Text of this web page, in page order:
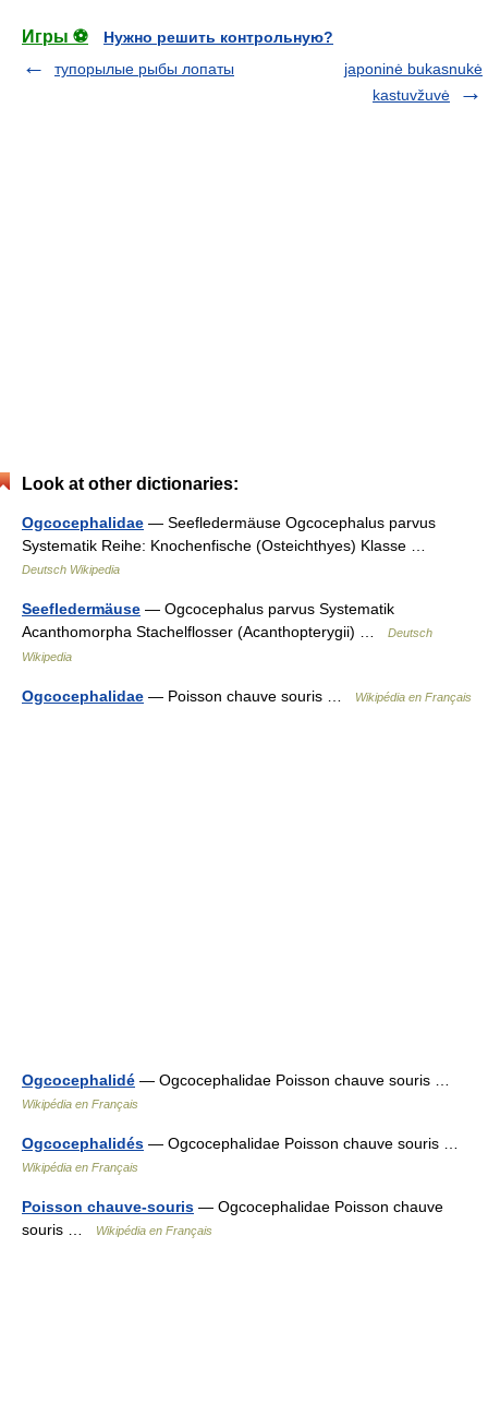
Игры ⚽
Нужно решить контрольную?
тупорылые рыбы лопаты
japoninė bukasnukė
kastuvžuvė
Look at other dictionaries:
Ogcocephalidae — Seefledermäuse Ogcocephalus parvus
Systematik Reihe: Knochenfische (Osteichthyes) Klasse …
Deutsch Wikipedia
Seefledermäuse — Ogcocephalus parvus Systematik
Acanthomorpha Stachelflosser (Acanthopterygii) …
Deutsch
Wikipedia
Ogcocephalidae — Poisson chauve souris … Wikipédia en Français
Ogcocephalidé — Ogcocephalidae Poisson chauve souris …
Wikipédia en Français
Ogcocephalidés — Ogcocephalidae Poisson chauve souris …
Wikipédia en Français
Poisson chauve-souris — Ogcocephalidae Poisson chauve
souris …
Wikipédia en Français